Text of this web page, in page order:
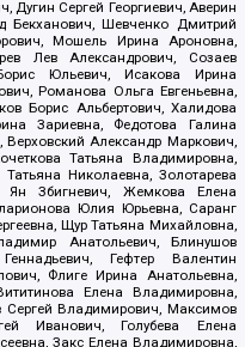
Дугин Сергей Георгиевич, Аверин
Бекханович, Шевченко Дмитрий
Мошель Ирина Ароновна,
Лев Александрович, Созаев
Юльевич, Исакова Ирина
Романова Ольга Евгеньевна,
Борис Альбертович, Халидова
Зариевна, Федотова Галина
Александр Маркович,
Татьяна Владимировна,
Николаевна, Золотарева
Ян Збигневич, Жемкова Елена
Юлия Юрьевна, Саранг
Щур Татьяна Михайловна,
Анатольевич, Блинушов
Гефтер Валентин
Флиге Ирина Анатольевна,
Елена Владимировна,
Сергей Владимирович, Максимов
Иванович, Голубева Елена
Закс Елена Владимировна,